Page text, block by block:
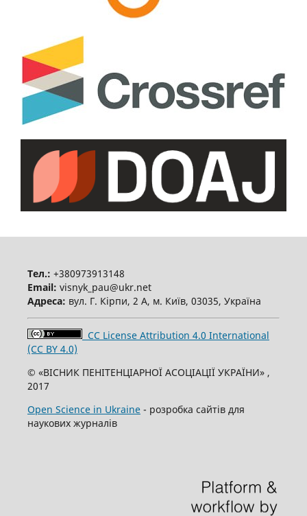
Тел.: +380973913148
Email: visnyk_pau@ukr.net
Адреса: вул. Г. Кірпи, 2 А, м. Київ, 03035, Україна
CC License Attribution 4.0 International
(CC BY 4.0)
© «ВІСНИК ПЕНІТЕНЦІАРНОЇ АСОЦІАЦІЇ УКРАЇНИ» ,
2017
Open Science in Ukraine- розробка сайтів для
наукових журналів